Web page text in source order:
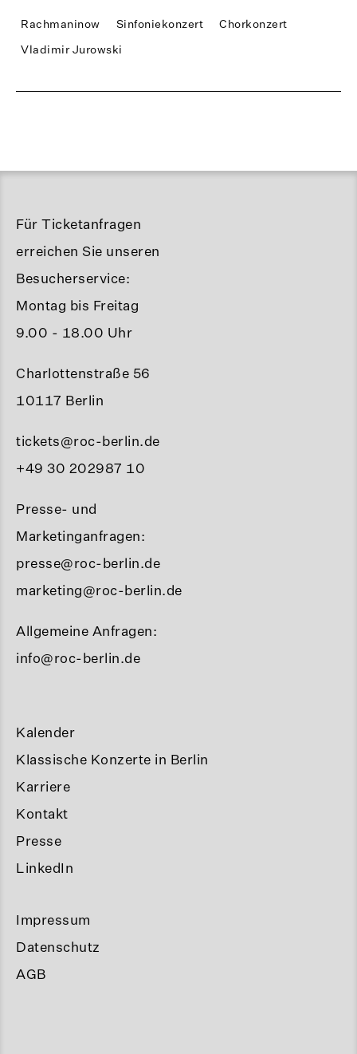
Rachmaninow Sinfoniekonzert
Chorkonzert
Vladimir Jurowski
Für Ticketanfragen
erreichen Sie unseren
Besucherservice:
Montag bis Freitag
9.00 - 18.00 Uhr
Charlottenstraße 56
10117 Berlin
tickets@roc-berlin.de
+49 30 202987 10
Presse- und
Marketinganfragen:
presse@roc-berlin.de
marketing@roc-berlin.de
Allgemeine Anfragen:
info@roc-berlin.de
Kalender
Klassische Konzerte in Berlin
Karriere
Kontakt
Presse
LinkedIn
Impressum
Datenschutz
AGB